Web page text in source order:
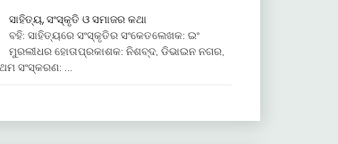
ସାହିତ୍ୟ, ସଂସ୍କୃତି ଓ ସମାଜର କଥା
ବହି: ସାହିତ୍ୟରେ ସଂସ୍କୃତିର ସଂକେତଲେଖକ: ଇଂ
ମୁରଲୀଧର ହୋତାପ୍ରକାଶକ: ନିଶବ୍ଦ, ଡିଭାଇନ ନଗର,
ସଂସ୍କରଣ: …